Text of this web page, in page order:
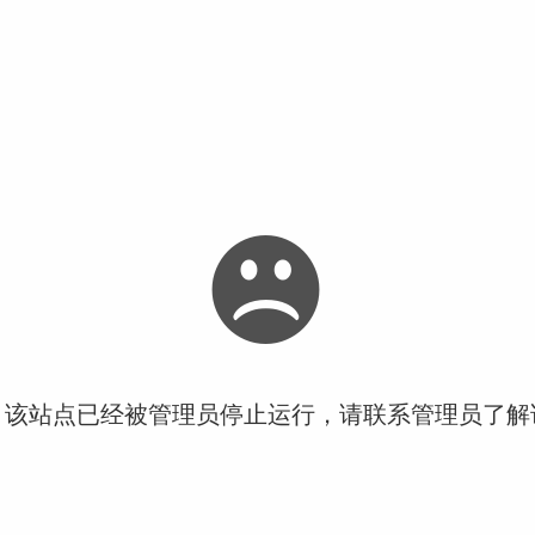
站点已经被管理员停止运行，请联系管理员了